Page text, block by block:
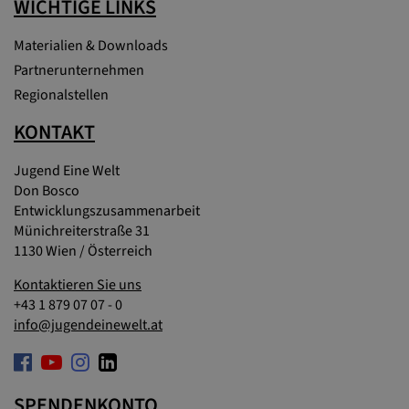
WICHTIGE LINKS
Materialien & Downloads
Partnerunternehmen
Regionalstellen
KONTAKT
Jugend Eine Welt
Don Bosco
Entwicklungszusammenarbeit
Münichreiterstraße 31
1130 Wien / Österreich
Kontaktieren Sie uns
+43 1 879 07 07 - 0
info@jugendeinewelt.at